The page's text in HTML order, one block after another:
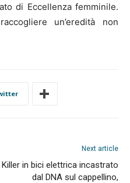
di Eccellenza femminile.
un’eredità non
Next article
Killer in bici elettrica incastrato
dal DNA sul cappellino,